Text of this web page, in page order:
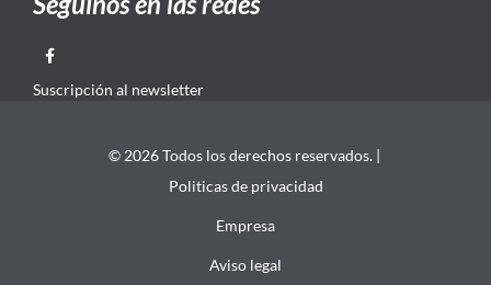
Suscripción al newsletter
© 2026 Todos los derechos reservados. |
Politicas de privacidad
Empresa
Aviso legal